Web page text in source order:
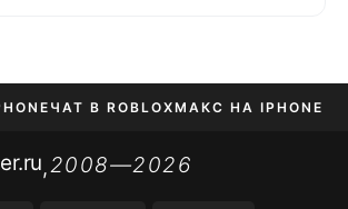
ЧАТ В ROBLOXМАКС НА IPHONE
ВТБ ОНЛАЙН TIKTOK НА IPHONE
,2008—2026